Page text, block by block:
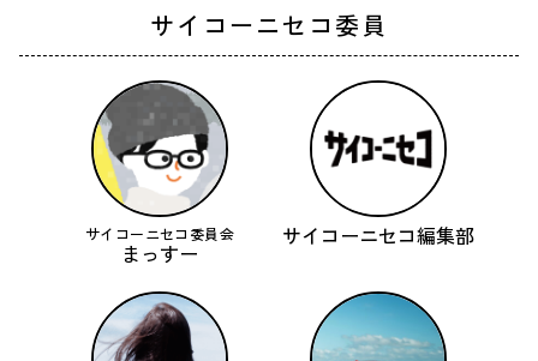
サイコーニセコ委員
サイコーニセコ委員会
まっすー
サイコーニセコ編集部